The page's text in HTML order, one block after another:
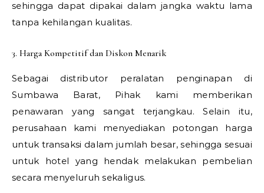
sehingga dapat dipakai dalam jangka waktu lama
tanpa kehilangan kualitas.
3. Harga Kompetitif dan Diskon Menarik
Sebagai distributor peralatan penginapan di
Sumbawa Barat, Pihak kami memberikan
penawaran yang sangat terjangkau. Selain itu,
perusahaan kami menyediakan potongan harga
untuk transaksi dalam jumlah besar, sehingga sesuai
untuk hotel yang hendak melakukan pembelian
secara menyeluruh sekaligus.